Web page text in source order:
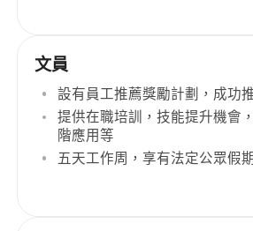
文員
設有員工推薦獎勵計劃，成功
提供在職培訓，技能提升機會
階應用等
五天工作周，享有法定公眾假